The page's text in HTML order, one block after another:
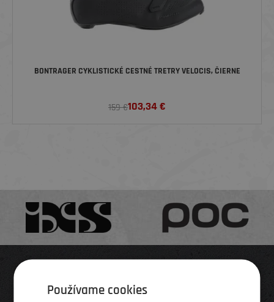
BONTRAGER CYKLISTICKÉ CESTNÉ TRETRY VELOCIS, ČIERNE
159 €103,34€
Pridať e-mail do newsletteru
Používame cookies